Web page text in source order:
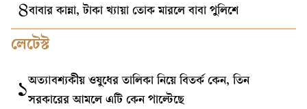
৪বাবার কান্না, টাকা খ্যায়া তোক মারলে বাবা পুলিশে
লেটেস্ট
১অত্যাবশ্যকীয় ওষুধের তালিকা নিয়ে বিতর্ক কেন, তিন
সরকারের আমলে এটি কেন পাল্টেছে